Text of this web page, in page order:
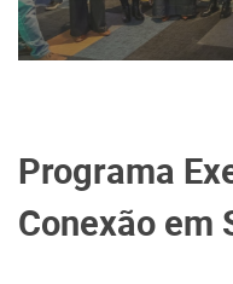
Programa
Conexão em